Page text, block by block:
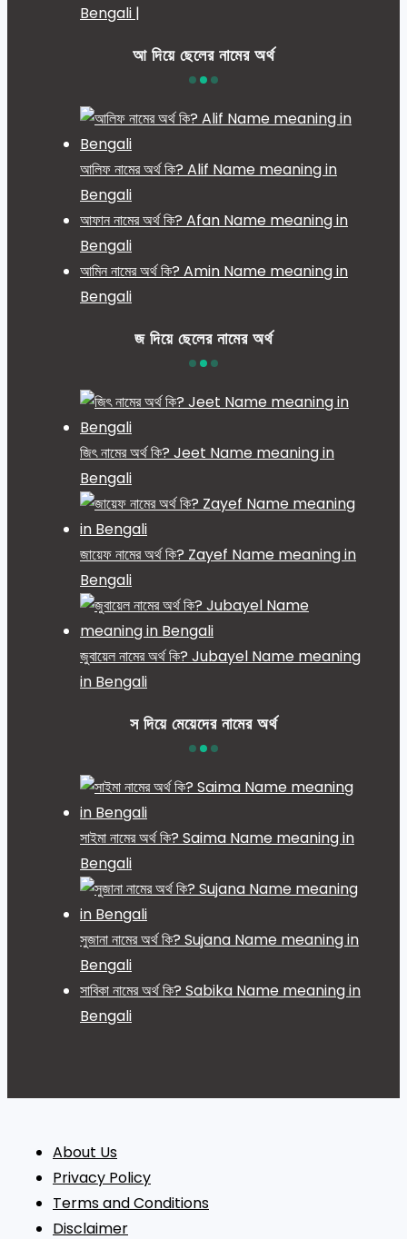
Bengali |
আ দিয়ে ছেলের নামের অর্থ
আলিফ নামের অর্থ কি? Alif Name meaning in
Bengali
আফান নামের অর্থ কি? Afan Name meaning in
Bengali
আমিন নামের অর্থ কি? Amin Name meaning in
Bengali
জ দিয়ে ছেলের নামের অর্থ
জিৎ নামের অর্থ কি? Jeet Name meaning in
Bengali
জায়েফ নামের অর্থ কি? Zayef Name meaning in
Bengali
জুবায়েল নামের অর্থ কি? Jubayel Name meaning
in Bengali
স দিয়ে মেয়েদের নামের অর্থ
সাইমা নামের অর্থ কি? Saima Name meaning in
Bengali
সুজানা নামের অর্থ কি? Sujana Name meaning in
Bengali
সাবিকা নামের অর্থ কি? Sabika Name meaning in
Bengali
About Us
Privacy Policy
Terms and Conditions
Disclaimer